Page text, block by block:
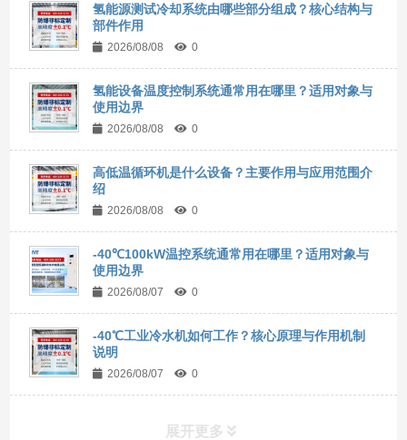
氢能源测试冷却系统由哪些部分组成？核心结构与
部件作用
2026/08/08 0
氢能设备温度控制系统通常用在哪里？适用对象与
使用边界
2026/08/08 0
高低温循环机是什么设备？主要作用与应用范围介
绍
2026/08/08 0
-40℃100kW温控系统通常用在哪里？适用对象与
使用边界
2026/08/07 0
-40℃工业冷水机如何工作？核心原理与作用机制
说明
2026/08/07 0
展开更多